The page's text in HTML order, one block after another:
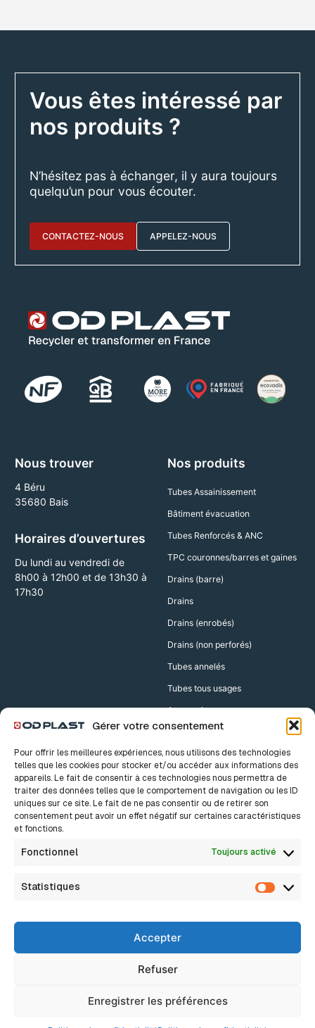
Gérer votre consentement
Pour offrir les meilleures expériences, nous utilisons des technologies
telles que les cookies pour stocker et/ou accéder aux informations des
appareils. Le fait de consentir à ces technologies nous permettra de
traiter des données telles que le comportement de navigation ou les ID
uniques sur ce site. Le fait de ne pas consentir ou de retirer son
consentement peut avoir un effet négatif sur certaines caractéristiques
et fonctions.
Fonctionnel Toujours activé
Statistiques
Accepter
Refuser
Enregistrer les préférences
Vous êtes intéressé par
nos produits ?
N’hésitez pas à échanger, il y aura toujours
quelqu’un pour vous écouter.
CONTACTEZ-NOUS APPELEZ-NOUS
Nous trouver
4 Béru
35680 Bais
Horaires d’ouvertures
Du lundi au vendredi de
8h00 à 12h00 et de 13h30 à
17h30
Nos produits
Tubes Assainissement
Bâtiment évacuation
Tubes Renforcés & ANC
TPC couronnes/barres et gaines
Drains (barre)
Drains
Drains (enrobés)
Drains (non perforés)
Tubes annelés
Tubes tous usages
Accessoires
Accessoires Drains
Accessoires TPC
Nos solutions
Bâtiment
Industrie
Assainissement Non Collectif
A propos
Innovation, c’est sacré
Nos métiers